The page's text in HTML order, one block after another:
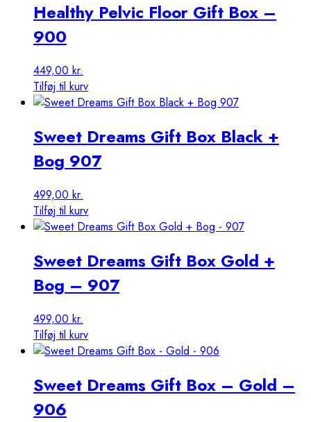
Healthy Pelvic Floor Gift Box –
900
449,00 kr.
Tilføj til kurv
Sweet Dreams Gift Box Black +
Bog 907
499,00 kr.
Tilføj til kurv
Sweet Dreams Gift Box Gold +
Bog – 907
499,00 kr.
Tilføj til kurv
Sweet Dreams Gift Box – Gold –
906